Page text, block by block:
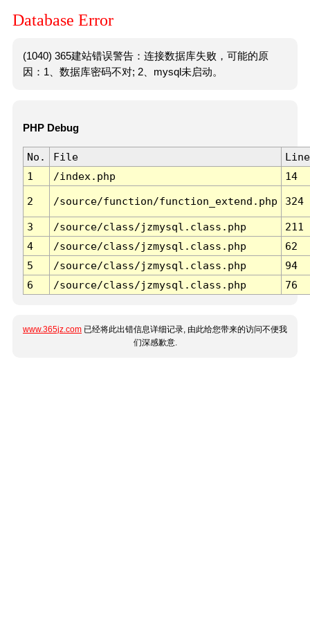
Database Error
(1040) 365建站错误警告：连接数据库失败，可能的原
因：1、数据库密码不对; 2、mysql未启动。
PHP Debug
No. File
Line
1
/index.php 14
2 /source/function/function_extend.php 324
3 /source/class/jzmysql.class.php
211
4
/source/class/jzmysql.class.php
62
5
/source/class/jzmysql.class.php
94
6
/source/class/jzmysql.class.php 76
www.365jz.com 已经将此出错信息详细记录, 由此给您带来的访问不便我
们深感歉意.